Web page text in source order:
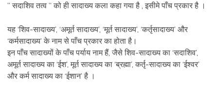
” सदाशिव तत्व ” को ही सादाख्य कला कहा गया है , इसीमे पाँच प्रकार है ।
यह ‘शिव-सादाख्य’, ‘अमूर्त सादाख्य’, ‘मूर्त सादाख्य’, ‘कर्तृसादाख्य’ और
‘कर्मसादाख्य’ के नाम से पाँच प्रकार का होता है।
इन पाँच सादाख्यों के पाँच पर्याय नाम हैं, जैसे शिव-सादाख्य का ‘सदाशिव’,
अमूर्त सादाख्य का ‘ईश’, मूर्त सादाख्य का ‘ब्रह्मा’, कर्तृ-सादाख्य का ‘ईश्‍वर’
और कर्म सादाख्य का ‘ईशान’ है ।